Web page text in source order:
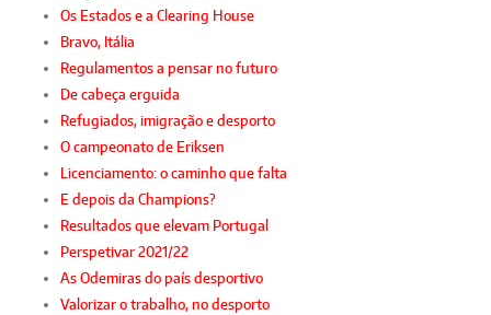
Os Estados e a Clearing House
Bravo, Itália
Regulamentos a pensar no futuro
De cabeça erguida
Refugiados, imigração e desporto
O campeonato de Eriksen
Licenciamento: o caminho que falta
E depois da Champions?
Resultados que elevam Portugal
Perspetivar 2021/22
As Odemiras do país desportivo
Valorizar o trabalho, no desporto